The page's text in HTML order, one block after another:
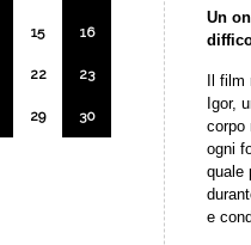
Un
Il
Igor,
corpo
ogni
quale
e
15 16
22 23
29 30